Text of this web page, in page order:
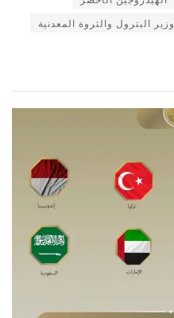
وزير البترول والثروة المعدنية